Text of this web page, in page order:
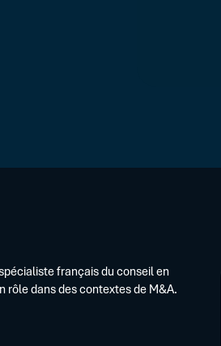
français du conseil en
rôle dans des contextes de M&A.